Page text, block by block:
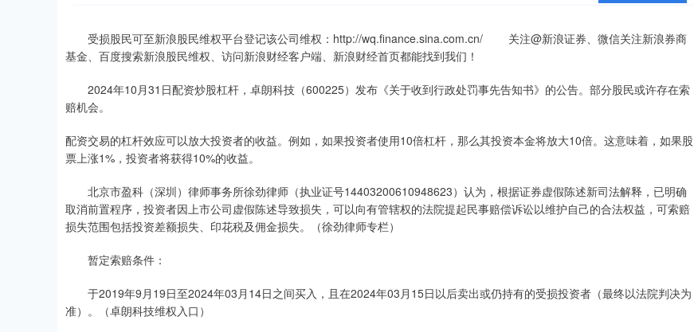
受损股民可至新浪股民维权平台登记该公司维权：http://wq.finance.sina.com.cn/ 关注@新浪证券、微信关注新浪券商
基金、百度搜索新浪股民维权、访问新浪财经客户端、新浪财经首页都能找到我们！
2024年10月31日配资炒股杠杆，卓朗科技（600225）发布《关于收到行政处罚事先告知书》的公告。部分股民或许存在索
赔机会。
配资交易的杠杆效应可以放大投资者的收益。例如，如果投资者使用10倍杠杆，那么其投资本金将放大10倍。这意味着，如果股
票上涨1%，投资者将获得10%的收益。
北京市盈科（深圳）律师事务所徐劲律师（执业证号14403200610948623）认为，根据证券虚假陈述新司法解释，已明确
取消前置程序，投资者因上市公司虚假陈述导致损失，可以向有管辖权的法院提起民事赔偿诉讼以维护自己的合法权益，可索赔
损失范围包括投资差额损失、印花税及佣金损失。（徐劲律师专栏）
暂定索赔条件：
于2019年9月19日至2024年03月14日之间买入，且在2024年03月15日以后卖出或仍持有的受损投资者（最终以法院判决为
准）。（卓朗科技维权入口）